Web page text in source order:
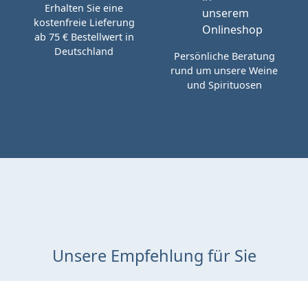
Erhalten Sie eine
kostenfreie Lieferung
ab 75 € Bestellwert in
Deutschland
Persönliche Beratung
rund um unsere Weine
und Spirituosen
Unsere Empfehlung für Sie